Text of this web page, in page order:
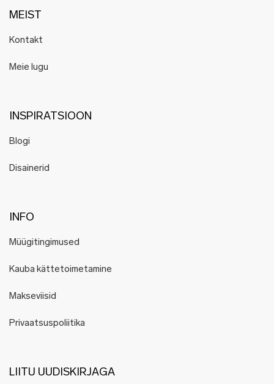
MEIST
Kontakt
Meie lugu
INSPIRATSIOON
Blogi
Disainerid
INFO
Müügitingimused
Kauba kättetoimetamine
Makseviisid
Privaatsuspoliitika
LIITU UUDISKIRJAGA